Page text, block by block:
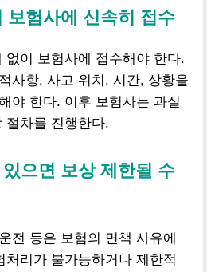
보험사에 신속히 접수
없이 보험사에 접수해야 한다.
사항, 사고 위치, 시간, 상황을
야 한다. 이후 보험사는 과실
절차를 진행한다.
으면 보상 제한될 수
전 등은 보험의 면책 사유에
리가 불가능하거나 제한적